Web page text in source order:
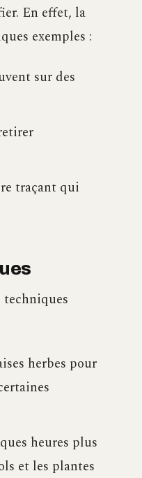
En effet, la
exemples :
sur des
traçant qui
techniques
herbes pour
heures plus
et les plantes